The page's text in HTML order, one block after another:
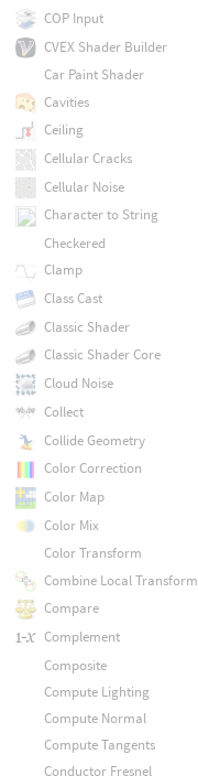
COP Input
CVEX Shader Builder
Car Paint Shader
Cavities
Ceiling
Cellular Cracks
Cellular Noise
Character to String
Checkered
Clamp
Class Cast
Classic Shader
Classic Shader Core
Cloud Noise
Collect
Collide Geometry
Color Correction
Color Map
Color Mix
Color Transform
Combine Local Transform
Compare
Complement
Composite
Compute Lighting
Compute Normal
Compute Tangents
Conductor Fresnel